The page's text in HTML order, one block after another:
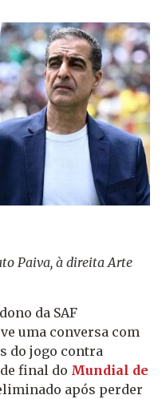
Paiva, à direita Arte
da SAF
uma conversa com
do jogo contra
final do Mundial de
após perder